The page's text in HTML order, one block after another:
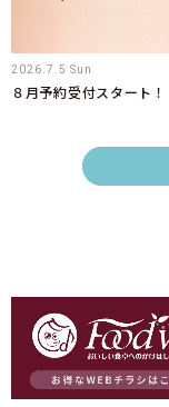
2026.7.5 Sun
８月予約受付スタート！